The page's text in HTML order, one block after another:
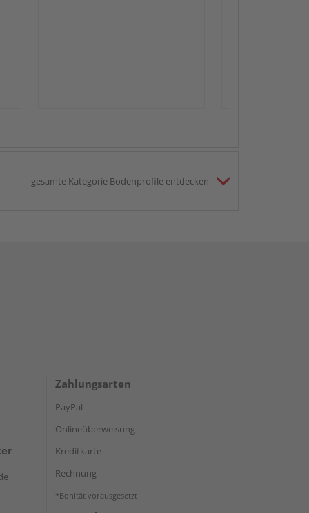
gesamte Kategorie Bodenprofile entdecken
Zahlungsarten
PayPal
Onlineüberweisung
Kreditkarte
Rechnung
*Bonität vorausgesetzt